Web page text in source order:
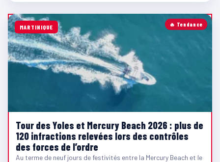
🔥 Tendance
MARTINIQUE
Tour des Yoles et Mercury Beach 2026 : plus de
120 infractions relevées lors des contrôles
des forces de l’ordre
Au terme de neuf jours de festivités entre la Mercury Beach et le